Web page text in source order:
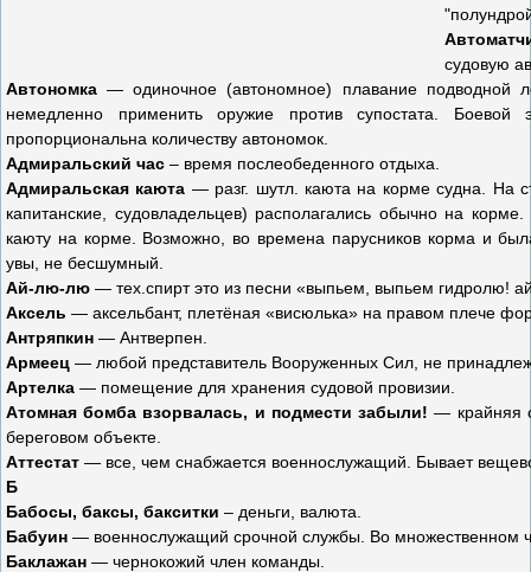
судовую
Автономка — одиночное (автономное) плавание подводной
немедленно применить оружие против супостата.
пропорциональна количеству автономок.
Адмиральский час – время послеобеденного отдыха.
Адмиральская каюта — разг. шутл. каюта на корме судна. На
капитанские, судовладельцев) располагались обычно на
каюту на корме. Возможно, во времена парусников корма и
увы, не бесшумный.
Ай-лю-лю — тех.спирт это из песни «выпьем, выпьем гидролю!
Аксель — аксельбант, плетёная «висюлька» на правом плече
Антряпкин — Антверпен.
Армеец — любой представитель Вооруженных Сил, не
Артелка — помещение для хранения судовой провизии.
Атомная бомба взорвалась, и подмести забыли! — крайняя
береговом объекте.
Аттестат — все, чем снабжается военнослужащий. Бывает
Б
Бабосы, баксы, бакситки – деньги, валюта.
Бабуин — военнослужащий срочной службы. Во множественном
Баклажан — чернокожий член команды.